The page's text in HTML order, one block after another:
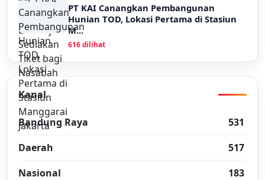
PT KAI Canangkan Pembangunan
Hunian TOD, Lokasi Pertama di Stasiun
M...
616 dilihat
Kanal
Bandung Raya
531
Daerah
517
Nasional
183